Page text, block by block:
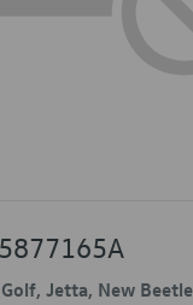
Golf, Jetta, New